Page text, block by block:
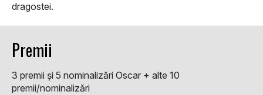
dragostei.
Premii
3 premii şi 5 nominalizări Oscar + alte 10
premii/nominalizări